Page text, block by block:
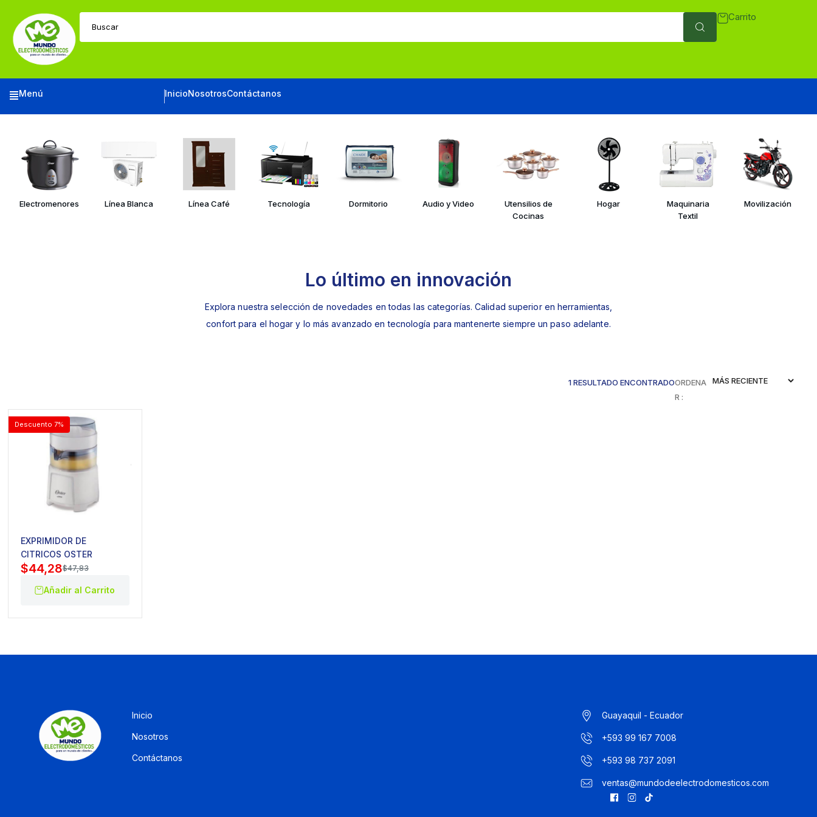
Buscar
Carrito
Menú InicioNosotrosContáctanos
Electromenores Línea Blanca Línea Café Tecnología Dormitorio Audio y Video
Utensilios de
Cocinas
Hogar
Maquinaria
Textil
Movilización
Lo último en innovación
Explora nuestra selección de novedades en todas las categorías. Calidad superior en herramientas,
confort para el hogar y lo más avanzado en tecnología para mantenerte siempre un paso adelante.
1 RESULTADO ENCONTRADOORDENA
R :
Descuento 7%
EXPRIMIDOR DE
CITRICOS OSTER
$47,83
$44,28
Añadir al Carrito
Inicio
Nosotros
Contáctanos
Guayaquil - Ecuador
+593 99 167 7008
+593 98 737 2091
ventas@mundodeelectrodomesticos.com